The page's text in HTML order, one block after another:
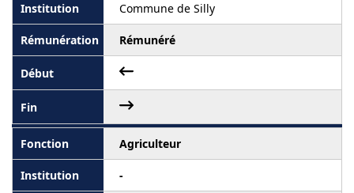
Commune de Silly
Rémunéré
Agriculteur
-